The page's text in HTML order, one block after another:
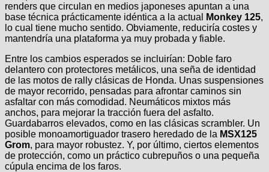
renders que circulan en medios japoneses apuntan a una
base técnica prácticamente idéntica a la actual
Monkey 125,
lo cual tiene mucho sentido. Obviamente, reduciría costes y
mantendría una plataforma ya muy probada y fiable.
Entre los cambios esperados se incluirían: Doble faro
delantero con protectores metálicos, una seña de identidad
de las motos de rally clásicas de Honda. Unas suspensiones
de mayor recorrido, pensadas para afrontar caminos sin
asfaltar con más comodidad. Neumáticos mixtos más
anchos, para mejorar la tracción fuera del asfalto.
Guardabarros elevados, como en las clásicas scrambler. Un
posible monoamortiguador trasero heredado de la MSX125
Grom, para mayor robustez. Y, por último, ciertos elementos
de protección, como un práctico cubrepuños o una pequeña
cúpula encima de los faros.